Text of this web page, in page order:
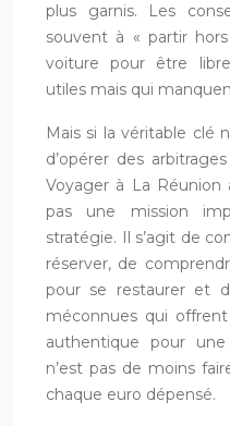
plus garnis. Les
souvent à « partir
voiture pour être
utiles mais qui
Mais si la véritable clé
d’opérer des
Voyager à La Réunion
pas une mission
stratégie. Il s’agit de
réserver, de
pour se restaurer et
méconnues qui
authentique pour
n’est pas de moins
chaque euro dépensé.